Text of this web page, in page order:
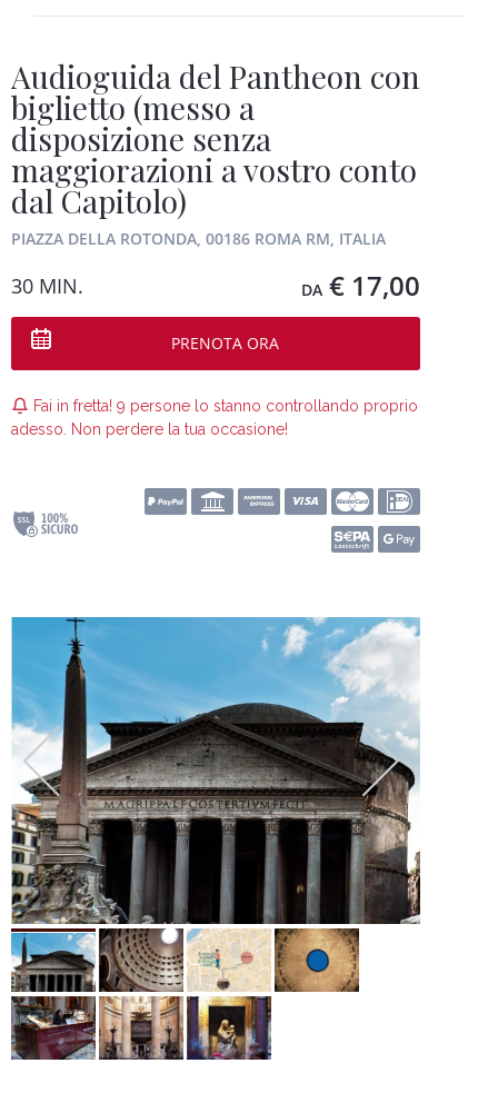
Audioguida del Pantheon con
biglietto (messo a
disposizione senza
maggiorazioni a vostro conto
dal Capitolo)
PIAZZA DELLA ROTONDA, 00186 ROMA RM, ITALIA
DA € 17,00
30 MIN.
PRENOTA ORA
Fai in fretta! 9 persone lo stanno controllando proprio
adesso. Non perdere la tua occasione!